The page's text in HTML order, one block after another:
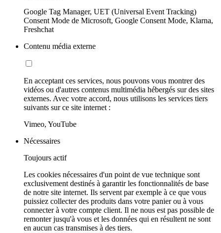
Google Tag Manager, UET (Universal Event Tracking)
Consent Mode de Microsoft, Google Consent Mode, Klarna,
Freshchat
Contenu média externe
En acceptant ces services, nous pouvons vous montrer des
vidéos ou d'autres contenus multimédia hébergés sur des sites
externes. Avec votre accord, nous utilisons les services tiers
suivants sur ce site internet :
Vimeo, YouTube
Nécessaires
Toujours actif
Les cookies nécessaires d'un point de vue technique sont
exclusivement destinés à garantir les fonctionnalités de base
de notre site internet. Ils servent par exemple à ce que vous
puissiez collecter des produits dans votre panier ou à vous
connecter à votre compte client. Il ne nous est pas possible de
remonter jusqu'à vous et les données qui en résultent ne sont
en aucun cas transmises à des tiers.